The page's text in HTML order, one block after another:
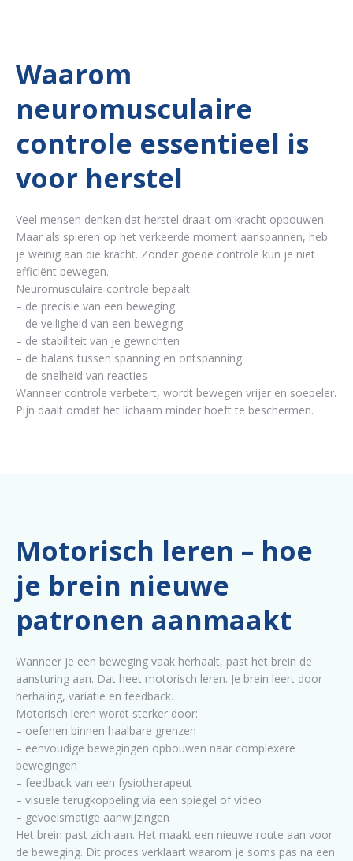
Waarom
neuromusculaire
controle essentieel is
voor herstel
Veel mensen denken dat herstel draait om kracht opbouwen.
Maar als spieren op het verkeerde moment aanspannen, heb
je weinig aan die kracht. Zonder goede controle kun je niet
efficiënt bewegen.
Neuromusculaire controle bepaalt:
– de precisie van een beweging
– de veiligheid van een beweging
– de stabiliteit van je gewrichten
– de balans tussen spanning en ontspanning
– de snelheid van reacties
Wanneer controle verbetert, wordt bewegen vrijer en soepeler.
Pijn daalt omdat het lichaam minder hoeft te beschermen.
Motorisch leren – hoe
je brein nieuwe
patronen aanmaakt
Wanneer je een beweging vaak herhaalt, past het brein de
aansturing aan. Dat heet motorisch leren. Je brein leert door
herhaling, variatie en feedback.
Motorisch leren wordt sterker door:
– oefenen binnen haalbare grenzen
– eenvoudige bewegingen opbouwen naar complexere
bewegingen
– feedback van een fysiotherapeut
– visuele terugkoppeling via een spiegel of video
– gevoelsmatige aanwijzingen
Het brein past zich aan. Het maakt een nieuwe route aan voor
de beweging. Dit proces verklaart waarom je soms pas na een